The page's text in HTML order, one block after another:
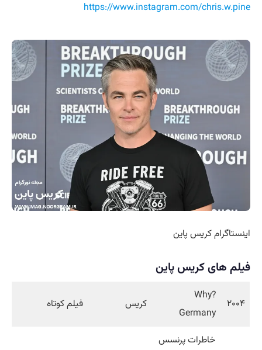
https://www.instagram.com/chris.w.pine
اینستاگرام کریس پاین
فیلم های کریس پاین
۲۰۰۴
?Why
Germany
کریس فیلم کوتاه
خاطرات پرنسس